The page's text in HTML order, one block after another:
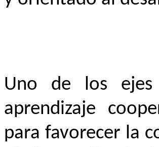
Uno de los ejes
aprendizaje
para favorecer la